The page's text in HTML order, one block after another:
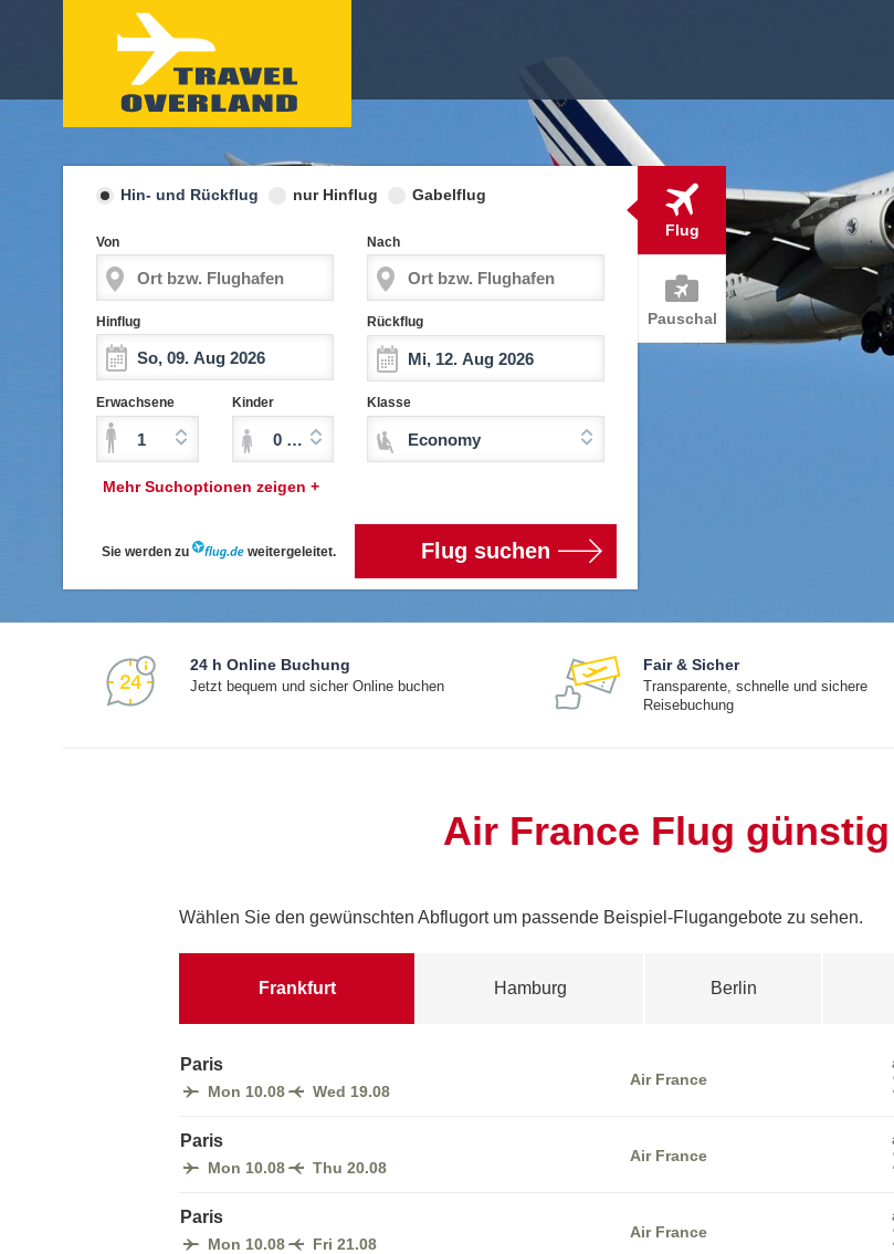
Flug
Pauschal
Hin- und Rückflug nur Hinflug Gabelflug
Von Nach
Hinflug Rückflug
Erwachsene
1
Kinder
0 Kinder (2-11 Jahre)
Klasse
Economy
Mehr Suchoptionen zeigen +
Sie werden zu weitergeleitet. Flug suchen
24 h Online Buchung
Jetzt bequem und sicher Online buchen
Fair & Sicher
Transparente, schnelle und sichere
Reisebuchung
Air France Flug
Wählen Sie den gewünschten Abflugort um passende Beispiel-Flugangebote zu sehen.
Frankfurt Hamburg Berlin
Paris
Mon 10.08 Wed 19.08
Air France
Paris
Mon 10.08 Thu 20.08
Air France
Paris
Mon 10.08 Fri 21.08
Air France